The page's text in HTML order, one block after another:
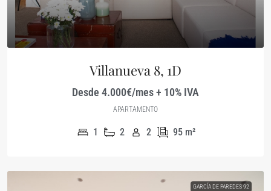
Villanueva 8, 1D
Desde 4.000€/mes + 10% IVA
APARTAMENTO
1 2 2 95 m²
GARCÍA DE PAREDES 92